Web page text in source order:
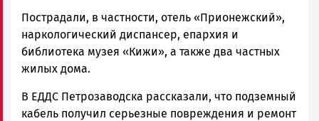
Пострадали, в частности, отель «Прионежский»,
наркологический диспансер, епархия и
библиотека музея «Кижи», а также два частных
жилых дома.
В ЕДДС Петрозаводска рассказали, что подземный
кабель получил серьезные повреждения и ремонт